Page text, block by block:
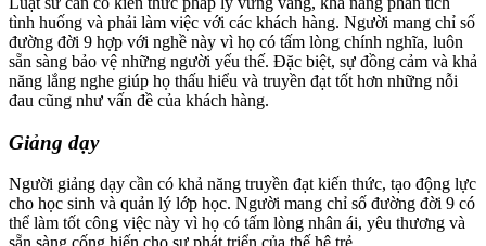
tình huống và phải làm việc với các khách hàng. Người mang chỉ số
đường đời 9 hợp với nghề này vì họ có tấm lòng chính nghĩa, luôn
sẵn sàng bảo vệ những người yếu thế. Đặc biệt, sự đồng cảm và khả
năng lắng nghe giúp họ thấu hiểu và truyền đạt tốt hơn những nỗi
đau cũng như vấn đề của khách hàng.
Giảng dạy
Người giảng dạy cần có khả năng truyền đạt kiến thức, tạo động lực
cho học sinh và quản lý lớp học. Người mang chỉ số đường đời 9 có
thể làm tốt công việc này vì họ có tấm lòng nhân ái, yêu thương và